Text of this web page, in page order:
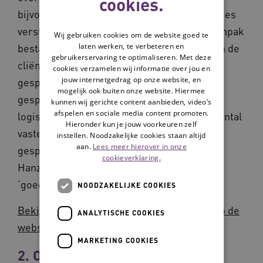
bijvoorbeeld in situaties waarin familierelaties
verstoord raken door de zorgsituatie. De aanpak
bestaat als eerste uit het samenbrengen van de
cliënt en zijn of haar familie aan de
gesprekstafel. Daarna wordt het ‘goede’
gesprek gevoerd. Het gesprek heeft een
logische opbouw en verloopt volgens een aantal
vaste onderdelen met bijbehorende
gesprekstechnieken. Deze interventie van
Hanzehogeschool Groningen is erkend met
‘goede aanwijzingen voor effectiviteit’.
Bekijk de interventie Het Familiegesprek op de
website van Databank erkende interventies
2. OOG-methodiek
Wij gebruiken cookies om de website goed te
laten werken, te verbeteren en
gebruikerservaring te optimaliseren. Met deze
cookies verzamelen wij informatie over jou en
jouw internetgedrag op onze website, en
mogelijk ook buiten onze website. Hiermee
kunnen wij gerichte content aanbieden, video’s
afspelen en sociale media content promoten.
Hieronder kun je jouw voorkeuren zelf
instellen. Noodzakelijke cookies staan altijd
aan. Lees meer hierover in onze
cookieverklaring.
NOODZAKELIJKE COOKIES
ANALYTISCHE COOKIES
MARKETING COOKIES